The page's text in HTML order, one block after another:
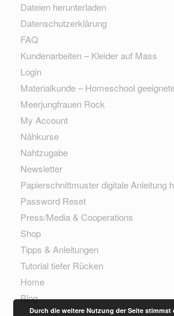
Dateien herunterladen
Datenschutzerklärung
FAQ
Kundenarbeiten – Kleider auf Mass
Login
Materialkunde – Homeschool
Meerjungfrauen Rock
My Account
Nähkurse
Nahtzugabe
Newsletter
Papierschnittmuster digitale Anleitung
Password Reset
Press/Media & Cooperations
Shop
Tipps & Anleitungen
Tutorial tiefer Rücken
Home
Blog
Durch die weitere Nutzung der Seite stimmst